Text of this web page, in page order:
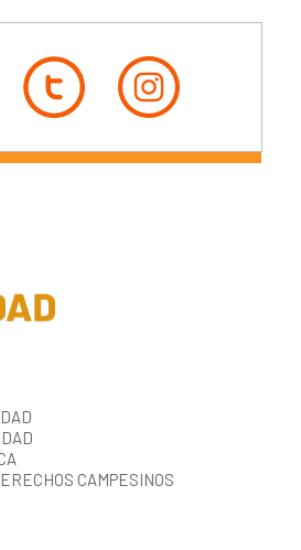
CAMPESINOS